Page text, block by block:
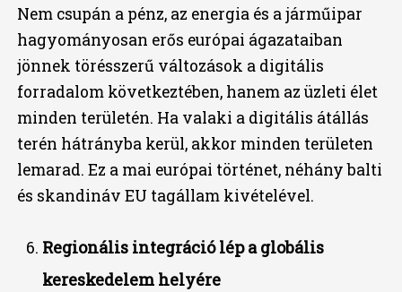
Nem csupán a pénz, az energia és a járműipar
hagyományosan erős európai ágazataiban
jönnek törésszerű változások a digitális
forradalom következtében, hanem az üzleti élet
minden területén. Ha valaki a digitális átállás
terén hátrányba kerül, akkor minden területen
lemarad. Ez a mai európai történet, néhány balti
és skandináv EU tagállam kivételével.
Regionális integráció lép a globális
kereskedelem helyére